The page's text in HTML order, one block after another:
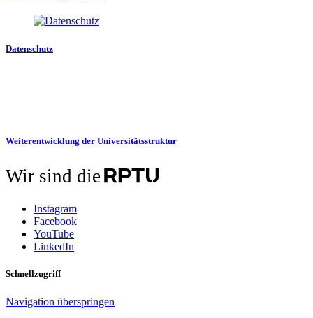
Datenschutz
Weiterentwicklung der Universitätsstruktur
Wir sind die
Instagram
Facebook
YouTube
LinkedIn
Schnellzugriff
Navigation überspringen